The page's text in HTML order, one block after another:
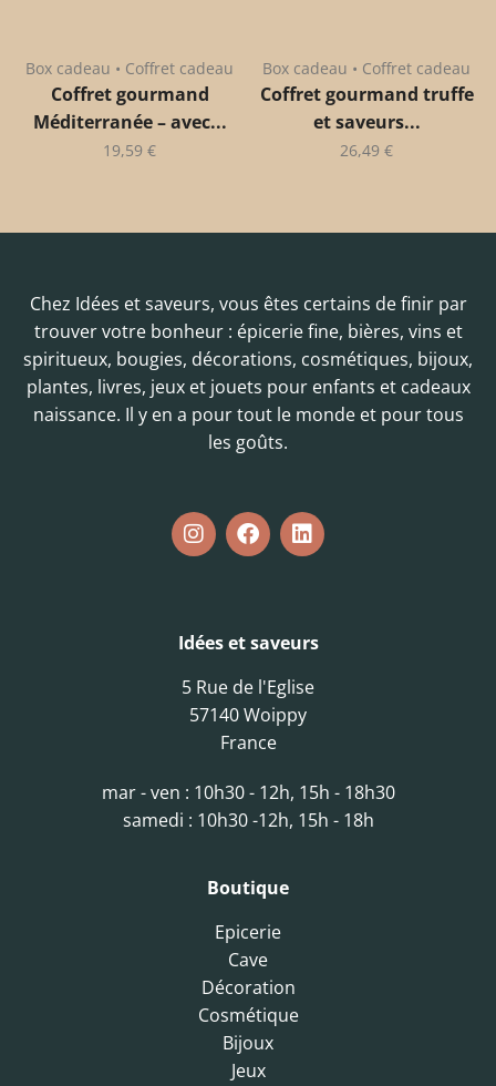
Box cadeau • Coffret cadeau
Coffret gourmand
Méditerranée – avec...
19,59 €
Box cadeau • Coffret cadeau
Coffret gourmand truffe
et saveurs...
26,49 €
Chez Idées et saveurs, vous êtes certains de finir par
trouver votre bonheur : épicerie fine, bières, vins et
spiritueux, bougies, décorations, cosmétiques, bijoux,
plantes, livres, jeux et jouets pour enfants et cadeaux
naissance. Il y en a pour tout le monde et pour tous
les goûts.
Idées et saveurs
5 Rue de l'Eglise
57140 Woippy
France
mar - ven : 10h30 - 12h, 15h - 18h30
samedi : 10h30 -12h, 15h - 18h
Boutique
Epicerie
Cave
Décoration
Cosmétique
Bijoux
Jeux